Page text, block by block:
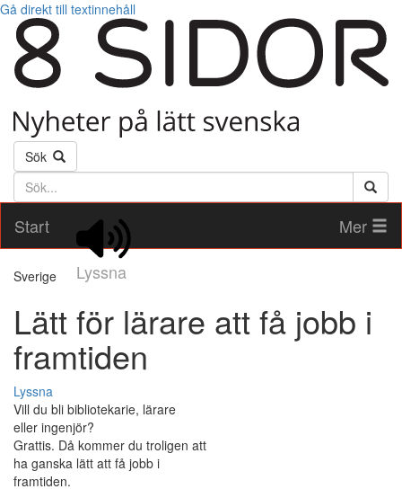
Gå direkt till textinnehåll
Sök
Söktext
Start
Lyssna
Mer
Sverige
Lätt för lärare att få jobb i
framtiden
Lyssna
Vill du bli bibliotekarie, lärare
eller ingenjör?
Grattis. Då kommer du troligen att
ha ganska lätt att få jobb i
framtiden.